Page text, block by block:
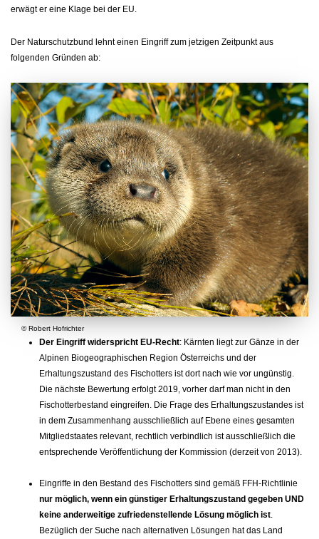
erwägt er eine Klage bei der EU.
Der Naturschutzbund lehnt einen Eingriff zum jetzigen Zeitpunkt aus
folgenden Gründen ab:
© Robert Hofrichter
Der Eingriff widerspricht EU-Recht: Kärnten liegt zur Gänze in der
Alpinen Biogeographischen Region Österreichs und der
Erhaltungszustand des Fischotters ist dort nach wie vor ungünstig.
Die nächste Bewertung erfolgt 2019, vorher darf man nicht in den
Fischotterbestand eingreifen. Die Frage des Erhaltungszustandes ist
in dem Zusammenhang ausschließlich auf Ebene eines gesamten
Mitgliedstaates relevant, rechtlich verbindlich ist ausschließlich die
entsprechende Veröffentlichung der Kommission (derzeit von 2013).
Eingriffe in den Bestand des Fischotters sind gemäß FFH-Richtlinie
nur möglich, wenn ein günstiger Erhaltungszustand gegeben UND
keine anderweitige zufriedenstellende Lösung möglich ist.
Bezüglich der Suche nach alternativen Lösungen hat das Land